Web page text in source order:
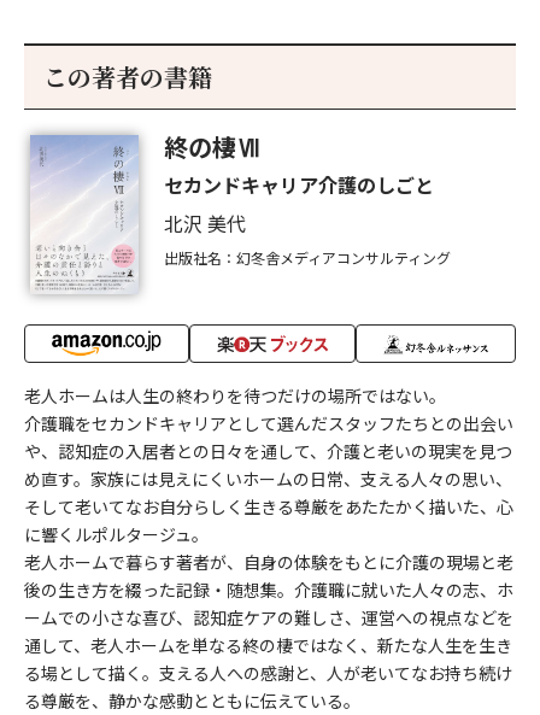
この著者の書籍
終の棲Ⅶ
セカンドキャリア介護のしごと
北沢 美代
出版社名：幻冬舎メディアコンサルティング
老人ホームは人生の終わりを待つだけの場所ではない。
介護職をセカンドキャリアとして選んだスタッフたちとの出会い
や、認知症の入居者との日々を通して、介護と老いの現実を見つ
め直す。家族には見えにくいホームの日常、支える人々の思い、
そして老いてなお自分らしく生きる尊厳をあたたかく描いた、心
に響くルポルタージュ。
老人ホームで暮らす著者が、自身の体験をもとに介護の現場と老
後の生き方を綴った記録・随想集。介護職に就いた人々の志、ホ
ームでの小さな喜び、認知症ケアの難しさ、運営への視点などを
通して、老人ホームを単なる終の棲ではなく、新たな人生を生き
る場として描く。支える人への感謝と、人が老いてなお持ち続け
る尊厳を、静かな感動とともに伝えている。